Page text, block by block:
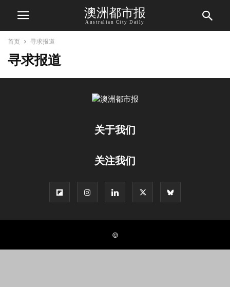
澳洲都市报
Australian City Daily
首页 寻求报道
寻求报道
关于我们
关注我们
©